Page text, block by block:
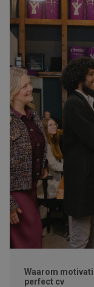
Waarom
perfect cv